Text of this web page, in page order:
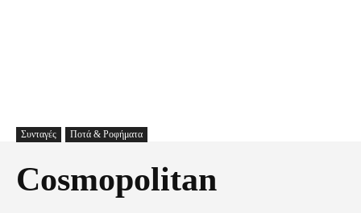
Συνταγές Ποτά & Ροφήματα
Cosmopolitan